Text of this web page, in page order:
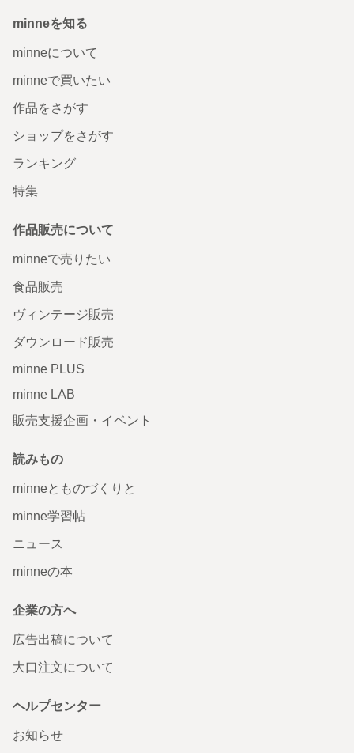
minneを知る
minneについて
minneで買いたい
作品をさがす
ショップをさがす
ランキング
特集
作品販売について
minneで売りたい
食品販売
ヴィンテージ販売
ダウンロード販売
minne PLUS
minne LAB
販売支援企画・イベント
読みもの
minneとものづくりと
minne学習帖
ニュース
minneの本
企業の方へ
広告出稿について
大口注文について
ヘルプセンター
お知らせ